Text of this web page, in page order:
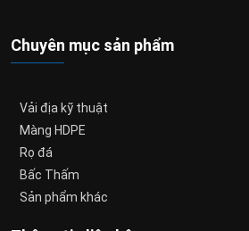
Chuyên mục sản phẩm
Vải địa kỹ thuật
Màng HDPE
Rọ đá
Bấc Thấm
Sản phẩm khác